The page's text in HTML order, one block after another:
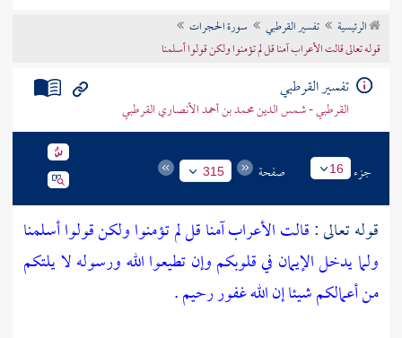
تراجم الأعلام
الرئيسية تفسير القرطبي
سورة الحجرات
قوله تعالى قالت الأعراب آمنا قل لم تؤمنوا ولكن قولوا أسلمنا
تفسير القرطبي
القرطبي - شمس الدين محمد بن أحمد الأنصاري القرطبي
جزء 16 صفحة 315
قوله تعالى :قالت الأعراب آمنا قل لم تؤمنوا ولكن قولوا أسلمنا
ولما يدخل الإيمان في قلوبكم وإن تطيعوا الله ورسوله لا يلتكم
من أعمالكم شيئا إن الله غفور رحيم .